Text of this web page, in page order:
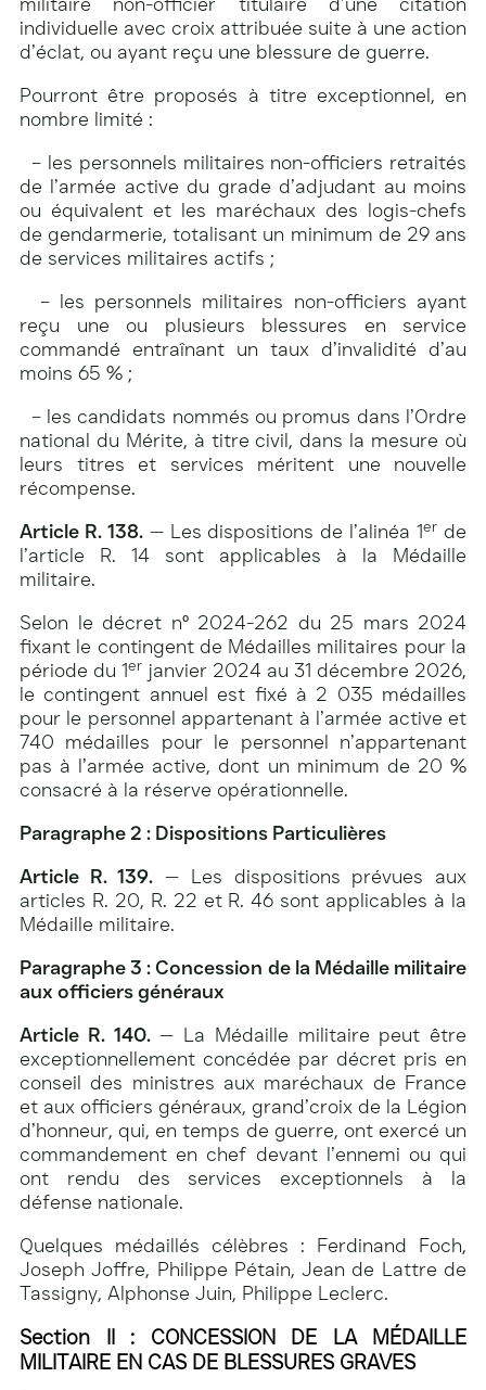
individuelle avec croix attribuée suite à une action
d’éclat, ou ayant reçu une blessure de guerre.
Pourront être proposés à titre exceptionnel, en
nombre limité :
– les personnels militaires non-officiers retraités
de l’armée active du grade d’adjudant au moins
ou équivalent et les maréchaux des logis-chefs
de gendarmerie, totalisant un minimum de 29 ans
de services militaires actifs ;
– les personnels militaires non-officiers ayant
reçu une ou plusieurs blessures en service
commandé entraînant un taux d’invalidité d’au
moins 65 % ;
– les candidats nommés ou promus dans l’Ordre
national du Mérite, à titre civil, dans la mesure où
leurs titres et services méritent une nouvelle
récompense.
Article R. 138.— Les dispositions de l’alinéa 1er de
l’article R. 14 sont applicables à la Médaille
militaire.
Selon le décret n° 2024-262 du 25 mars 2024
fixant le contingent de Médailles militaires pour la
période du 1er janvier 2024 au 31 décembre 2026,
le contingent annuel est fixé à 2 035 médailles
pour le personnel appartenant à l’armée active et
740 médailles pour le personnel n’appartenant
pas à l’armée active, dont un minimum de 20 %
consacré à la réserve opérationnelle.
Paragraphe 2 : Dispositions Particulières
Article R. 139. — Les dispositions prévues aux
articles R. 20, R. 22 et R. 46 sont applicables à la
Médaille militaire.
Paragraphe 3 : Concession de la Médaille militaire
aux officiers généraux
Article R. 140.— La Médaille militaire peut être
exceptionnellement concédée par décret pris en
conseil des ministres aux maréchaux de France
et aux officiers généraux, grand’croix de la Légion
d’honneur, qui, en temps de guerre, ont exercé un
commandement en chef devant l’ennemi ou qui
ont rendu des services exceptionnels à la
défense nationale.
Quelques médaillés célèbres : Ferdinand Foch,
Joseph Joffre, Philippe Pétain, Jean de Lattre de
Tassigny, Alphonse Juin, Philippe Leclerc.
Section II : CONCESSION DE LA MÉDAILLE
MILITAIRE EN CAS DE BLESSURES GRAVES